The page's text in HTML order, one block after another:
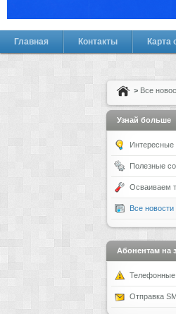
Главная Контакты Карта
> Все
Узнай больше
Интересные
Полезные
Осваиваем
Все новости
Абонентам на
Отправка